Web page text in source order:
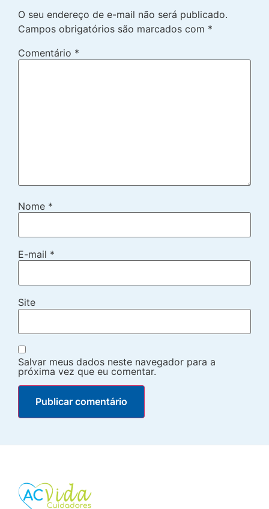
O seu endereço de e-mail não será publicado.
Campos obrigatórios são marcados com *
Comentário *
Nome *
E-mail *
Site
Salvar meus dados neste navegador para a
próxima vez que eu comentar.